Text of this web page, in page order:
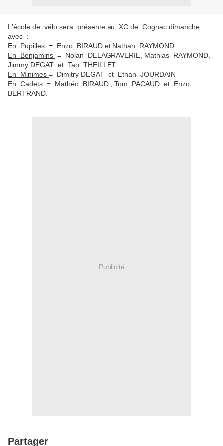
L'école de vélo sera présente au XC de Cognac dimanche
avec :
En Pupilles = Enzo BIRAUD et Nathan RAYMOND.
En Benjamins = Nolan DELAGRAVERIE, Mathias RAYMOND,
Jimmy DEGAT et Tao THEILLET.
En Minimes = Dimitry DEGAT et Ethan JOURDAIN
En Cadets = Mathéo BIRAUD , Tom PACAUD et Enzo
BERTRAND.
Publicité
Partager